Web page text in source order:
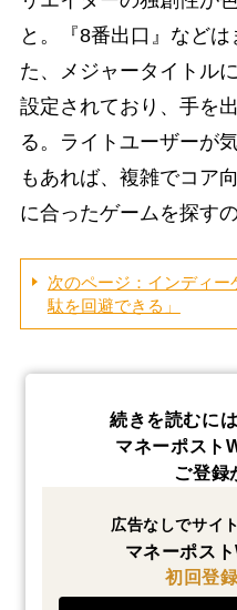
と。『8番出口』など
た、メジャータイトル
設定されており、手を
る。ライトユーザーが
もあれば、複雑でコア
に合ったゲームを探す
次のページ：インディ
駄を回避できる」
続きを読むに
マネーポスト
ご登録
広告なしでサイ
マネーポス
初回登